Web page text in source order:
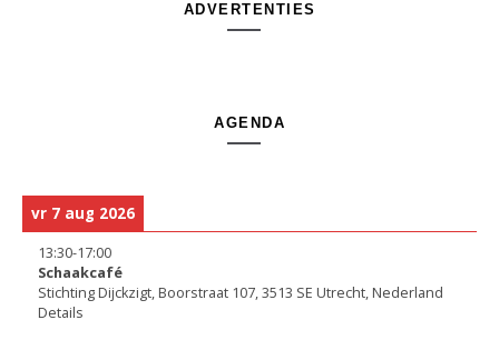
ADVERTENTIES
AGENDA
vr 7 aug 2026
13:30-17:00
Schaakcafé
Stichting Dijckzigt, Boorstraat 107, 3513 SE Utrecht, Nederland
Details